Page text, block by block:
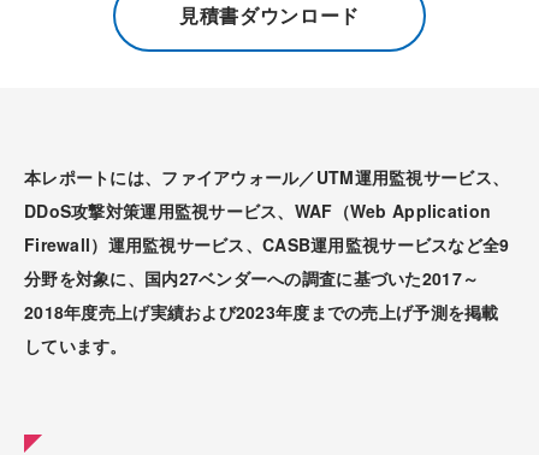
見積書ダウンロード
本レポートには、ファイアウォール／UTM運用監視サービス、
DDoS攻撃対策運用監視サービス、WAF（Web Application
Firewall）運用監視サービス、CASB運用監視サービスなど全9
分野を対象に、国内27ベンダーへの調査に基づいた2017～
2018年度売上げ実績および2023年度までの売上げ予測を掲載
しています。